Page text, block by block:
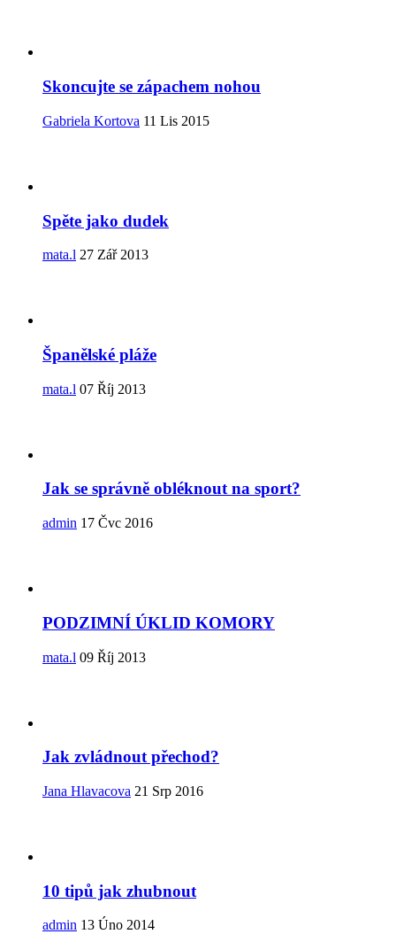
Skoncujte se zápachem nohou
Gabriela Kortova 11 Lis 2015
Spěte jako dudek
mata.l 27 Zář 2013
Španělské pláže
mata.l 07 Říj 2013
Jak se správně obléknout na sport?
admin 17 Čvc 2016
PODZIMNÍ ÚKLID KOMORY
mata.l 09 Říj 2013
Jak zvládnout přechod?
Jana Hlavacova 21 Srp 2016
10 tipů jak zhubnout
admin 13 Úno 2014